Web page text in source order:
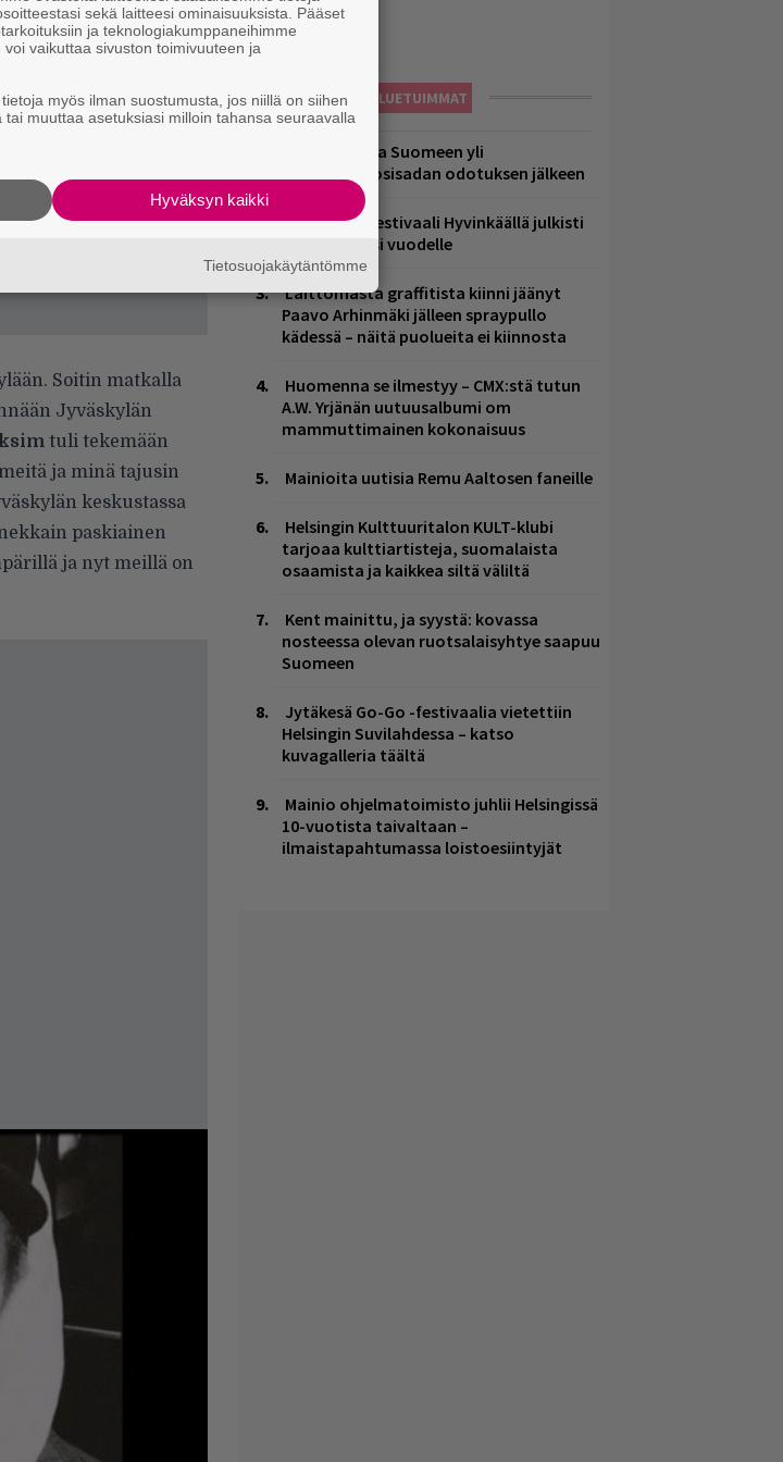
Soitin matkalla
Jyväskylän
tuli tekemään
ja minä tajusin
keskustassa
paskiainen
ja nyt meillä on
LUETUIMMAT
Weezer palaa Suomeen yli
neljännesvuosisadan odotuksen jälkeen
Äärimetallifestivaali Hyvinkäällä julkisti
esiintyjiä ensi vuodelle
Laittomasta graffitista kiinni jäänyt
Paavo Arhinmäki jälleen spraypullo
kädessä – näitä puolueita ei kiinnosta
Huomenna se ilmestyy – CMX:stä tutun
A.W. Yrjänän uutuusalbumi om
mammuttimainen kokonaisuus
Mainioita uutisia Remu Aaltosen faneille
Helsingin Kulttuuritalon KULT-klubi
tarjoaa kulttiartisteja, suomalaista
osaamista ja kaikkea siltä väliltä
Kent mainittu, ja syystä: kovassa
nosteessa olevan ruotsalaisyhtye saapuu
Suomeen
Jytäkesä Go-Go -festivaalia vietettiin
Helsingin Suvilahdessa – katso
kuvagalleria täältä
Mainio ohjelmatoimisto juhlii Helsingissä
10-vuotista taivaltaan –
ilmaistapahtumassa loistoesiintyjät
sekä laitteesi ominaisuuksista. Pääset
ja teknologiakumppaneihimme
vaikuttaa sivuston toimivuuteen ja
myös ilman suostumusta, jos niillä on siihen
muuttaa asetuksiasi milloin tahansa seuraavalla
Hyväksyn kaikki
Tietosuojakäytäntömme